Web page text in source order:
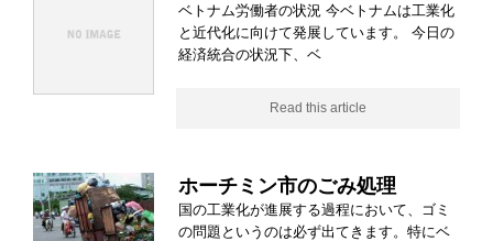
ベトナム労働者の状況 今ベトナムは工業化
と近代化に向けて発展しています。 今日の
経済統合の状況下、ベ
Read this article
ホーチミン市のごみ処理
国の工業化が進展する過程において、ゴミ
の問題というのは必ず出てきます。特にベ